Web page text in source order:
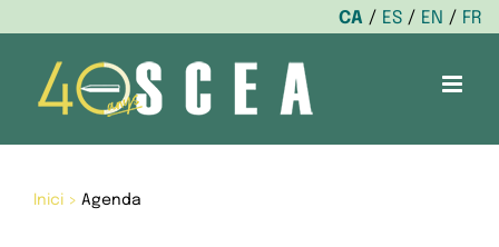
CA ES EN
FR
content
Inici> Agenda